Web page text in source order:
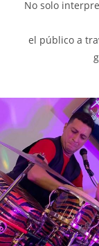
No solo
el público a